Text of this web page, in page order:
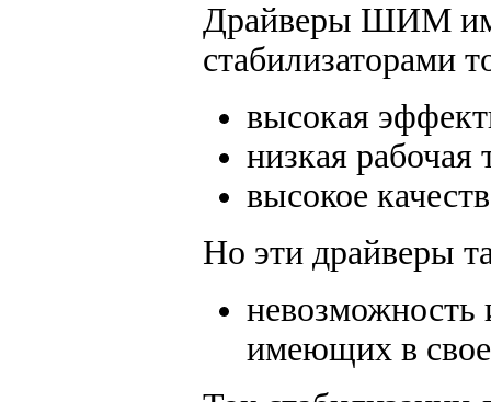
Драйверы ШИМ
стабилизаторами
высокая
низкая рабочая
высокое
Но эти драйверы
невозможность
имеющих в